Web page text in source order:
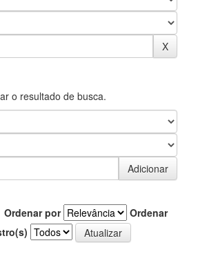
o resultado de busca.
Ordenar por
Ordenar